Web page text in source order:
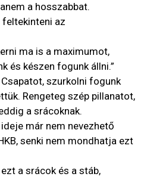
a hosszabbat.
feltekinteni az
ma is a maximumot,
és készen fogunk állni.”
szurkolni fogunk
Rengeteg szép pillanatot,
a srácoknak.
már nem nevezhető
senki nem mondhatja ezt
a srácok és a stáb,